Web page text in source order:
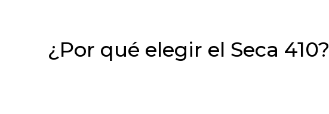
¿Por qué elegir el Seca 410?